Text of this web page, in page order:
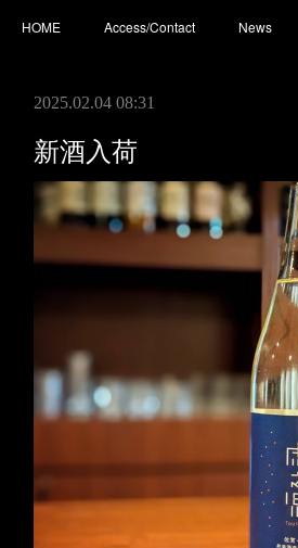
HOME Access/Contact News
2025.02.04 08:31
新酒入荷